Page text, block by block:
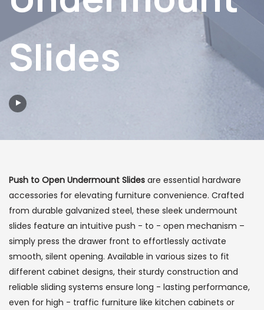
Slides
Push to Open Undermount Slides are essential hardware
accessories for elevating furniture convenience. Crafted
from durable galvanized steel, these sleek undermount
slides feature an intuitive push - to - open mechanism –
simply press the drawer front to effortlessly activate
smooth, silent opening. Available in various sizes to fit
different cabinet designs, their sturdy construction and
reliable sliding systems ensure long - lasting performance,
even for high - traffic furniture like kitchen cabinets or